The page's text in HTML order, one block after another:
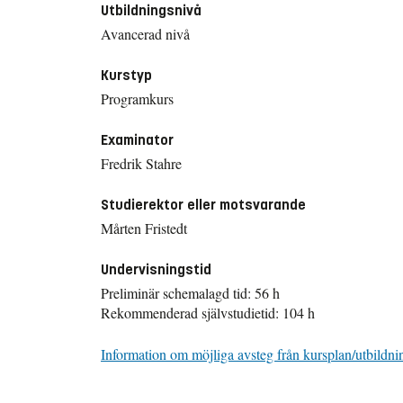
Utbildningsnivå
Avancerad nivå
Kurstyp
Programkurs
Examinator
Fredrik Stahre
Studierektor eller motsvarande
Mårten Fristedt
Undervisningstid
Preliminär schemalagd tid: 56 h
Rekommenderad självstudietid: 104 h
Information om möjliga avsteg från kursplan/